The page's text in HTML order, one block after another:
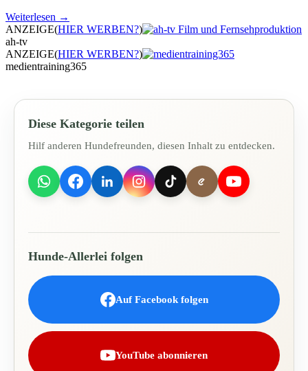
Weiterlesen →
ANZEIGE(HIER WERBEN?)
ah-tv
ANZEIGE(HIER WERBEN?)
medientraining365
Diese Kategorie teilen
Hilf anderen Hundefreunden, diesen Inhalt zu entdecken.
Hunde-Allerlei folgen
Auf Facebook folgen
YouTube abonnieren